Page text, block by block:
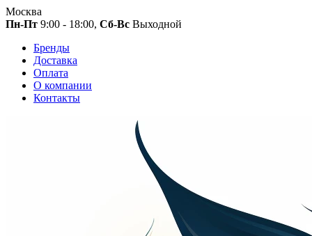
Москва
Пн-Пт 9:00 - 18:00, Сб-Вс Выходной
Бренды
Доставка
Оплата
О компании
Контакты